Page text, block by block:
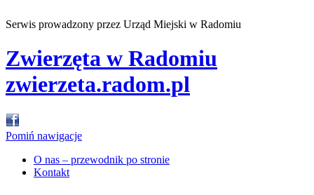
Serwis prowadzony przez Urząd Miejski w Radomiu
Zwierzęta w Radomiu
zwierzeta.radom.pl
Pomiń nawigacje
O nas – przewodnik po stronie
Kontakt